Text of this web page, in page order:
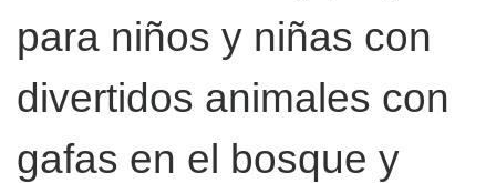
para niños y niñas con
divertidos animales con
gafas en el bosque y